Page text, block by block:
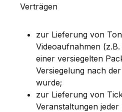
Verträgen
zur Lieferung von
Videoaufnahmen
einer versiegelten
Versiegelung nach
wurde;
zur Lieferung von
Veranstaltungen